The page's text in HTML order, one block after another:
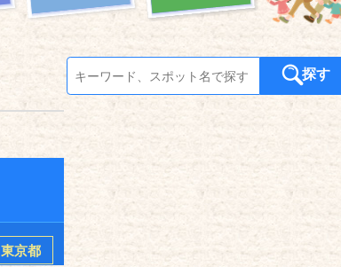
探す
東京都